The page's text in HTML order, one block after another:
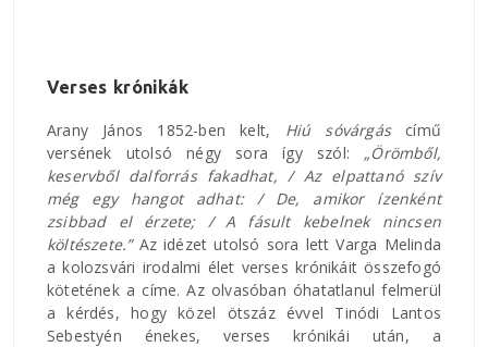
Verses krónikák
Arany János 1852-ben kelt, Hiú sóvárgáscímű
versének utolsó négy sora így szól: „Örömből,
keservből dalforrás fakadhat, / Az elpattanó szív
még egy hangot adhat: / De, amikor ízenként
zsibbad el érzete; / A fásult kebelnek nincsen
költészete.”Az idézet utolsó sora lett Varga Melinda
a kolozsvári irodalmi élet verses krónikáit összefogó
kötetének a címe. Az olvasóban óhatatlanul felmerül
a kérdés, hogy közel ötszáz évvel Tinódi Lantos
Sebestyén énekes, verses krónikái után, a